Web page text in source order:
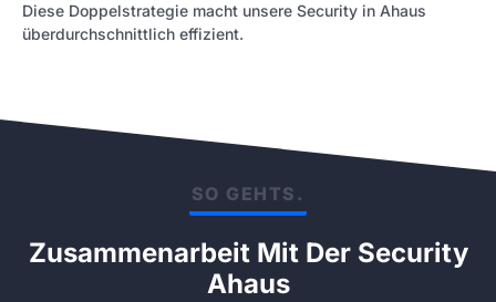
Diese Doppelstrategie macht unsere Security in Ahaus
überdurchschnittlich effizient.
SO GEHTS.
Zusammenarbeit Mit Der Security
Ahaus